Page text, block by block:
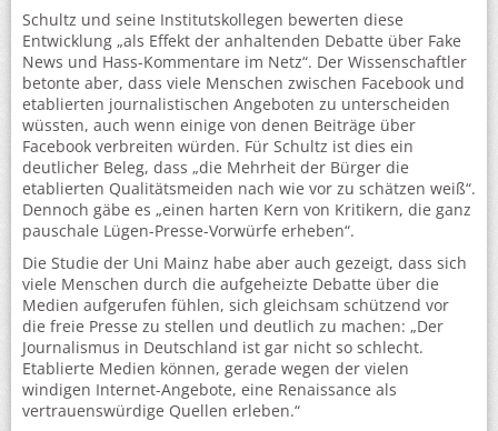
Schultz und seine Institutskollegen bewerten diese
Entwicklung „als Effekt der anhaltenden Debatte über Fake
News und Hass-Kommentare im Netz“. Der Wissenschaftler
betonte aber, dass viele Menschen zwischen Facebook und
etablierten journalistischen Angeboten zu unterscheiden
wüssten, auch wenn einige von denen Beiträge über
Facebook verbreiten würden. Für Schultz ist dies ein
deutlicher Beleg, dass „die Mehrheit der Bürger die
etablierten Qualitätsmeiden nach wie vor zu schätzen weiß“.
Dennoch gäbe es „einen harten Kern von Kritikern, die ganz
pauschale Lügen-Presse-Vorwürfe erheben“.
Die Studie der Uni Mainz habe aber auch gezeigt, dass sich
viele Menschen durch die aufgeheizte Debatte über die
Medien aufgerufen fühlen, sich gleichsam schützend vor
die freie Presse zu stellen und deutlich zu machen: „Der
Journalismus in Deutschland ist gar nicht so schlecht.
Etablierte Medien können, gerade wegen der vielen
windigen Internet-Angebote, eine Renaissance als
vertrauenswürdige Quellen erleben.“